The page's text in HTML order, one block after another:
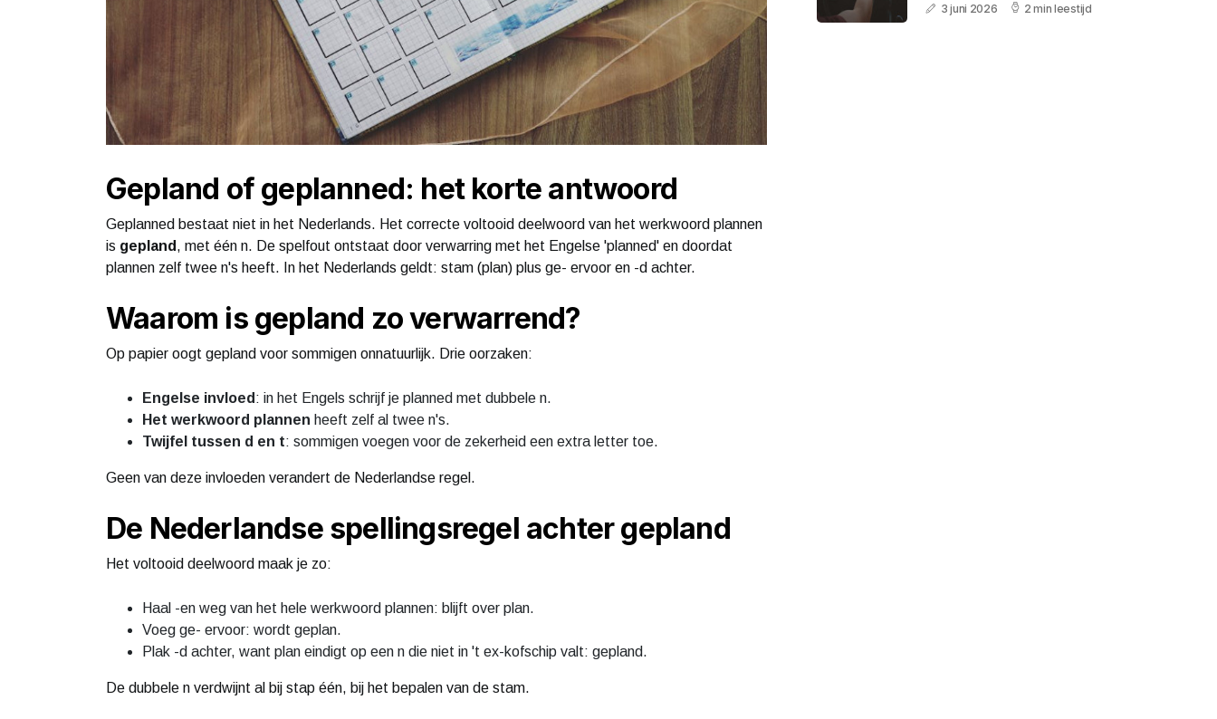
Gepland of geplanned: het korte antwoord
Geplanned bestaat niet in het Nederlands. Het correcte voltooid deelwoord van het werkwoord plannen
is gepland , met één n. De spelfout ontstaat door verwarring met het Engelse 'planned' en doordat
plannen zelf twee n's heeft. In het Nederlands geldt: stam (plan) plus ge- ervoor en -d achter.
Waarom is gepland zo verwarrend?
Op papier oogt gepland voor sommigen onnatuurlijk. Drie oorzaken:
Engelse invloed : in het Engels schrijf je planned met dubbele n.
Het werkwoord plannen heeft zelf al twee n's.
Twijfel tussen d en t: sommigen voegen voor de zekerheid een extra letter toe.
Geen van deze invloeden verandert de Nederlandse regel.
De Nederlandse spellingsregel achter gepland
Het voltooid deelwoord maak je zo:
Haal -en weg van het hele werkwoord plannen: blijft over plan.
Voeg ge- ervoor: wordt geplan.
Plak -d achter, want plan eindigt op een n die niet in 't ex-kofschip valt: gepland.
De dubbele n verdwijnt al bij stap één, bij het bepalen van de stam.
3 juni 2026 2 min leestijd